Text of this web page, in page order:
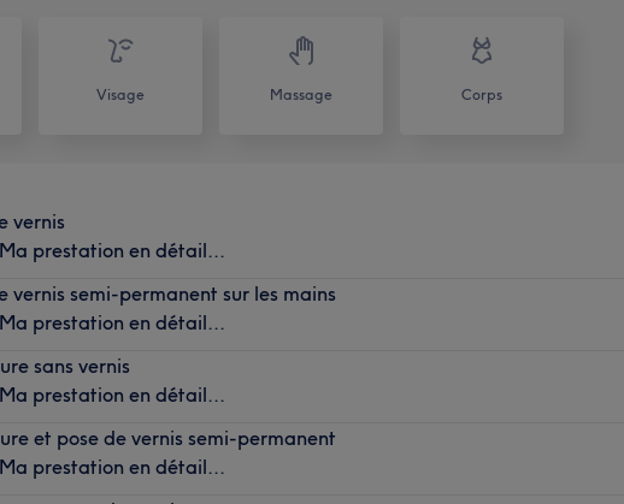
Visage Massage Corps
vernis
Ma prestation en détail...
vernis semi-permanent sur les mains
Ma prestation en détail...
sans vernis
Ma prestation en détail...
et pose de vernis semi-permanent
Ma prestation en détail...